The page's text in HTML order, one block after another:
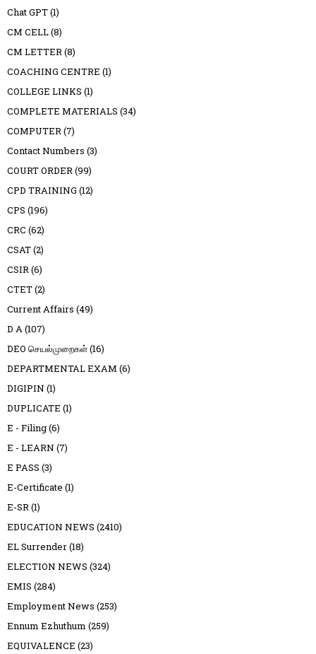
Chat GPT(1)
CM CELL(8)
CM LETTER(8)
COACHING CENTRE (1)
COLLEGE LINKS (1)
COMPLETE MATERIALS (34)
COMPUTER(7)
Contact Numbers (3)
COURT ORDER(99)
CPD TRAINING (12)
CPS (196)
CRC (62)
CSAT(2)
CSIR(6)
CTET(2)
Current Affairs (49)
D A(107)
DEO செயல்முறைகள்(16)
DEPARTMENTAL EXAM (6)
DIGIPIN (1)
DUPLICATE (1)
E - Filing(6)
E - LEARN (7)
E PASS (3)
E-Certificate (1)
E-SR(1)
EDUCATION NEWS (2410)
EL Surrender(18)
ELECTION NEWS (324)
EMIS (284)
Employment News (253)
Ennum Ezhuthum (259)
EQUIVALENCE (23)